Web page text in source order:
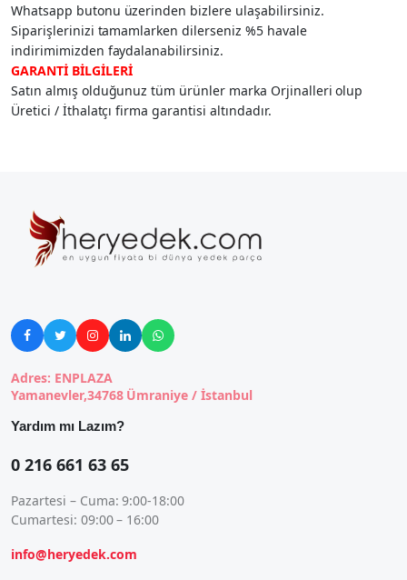
Whatsapp butonu üzerinden bizlere ulaşabilirsiniz.
Siparişlerinizi tamamlarken dilerseniz %5 havale
indirimimizden faydalanabilirsiniz.
GARANTİ BİLGİLERİ
Satın almış olduğunuz tüm ürünler marka Orjinalleri olup
Üretici / İthalatçı firma garantisi altındadır.
    
Adres: ENPLAZA
Yamanevler,34768 Ümraniye / İstanbul
Yardım mı Lazım?
0 216 661 63 65
Pazartesi – Cuma: 9:00-18:00
Cumartesi: 09:00 – 16:00
info@heryedek.com